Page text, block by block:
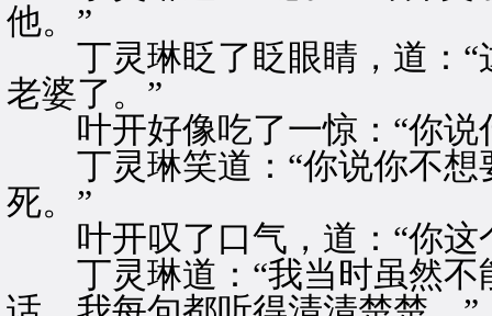
他。”
丁灵琳眨了眨眼睛，道：“
老婆了。”
叶开好像吃了一惊：“你说
丁灵琳笑道：“你说你不想
死。”
叶开叹了口气，道：“你这
丁灵琳道：“我当时虽然不